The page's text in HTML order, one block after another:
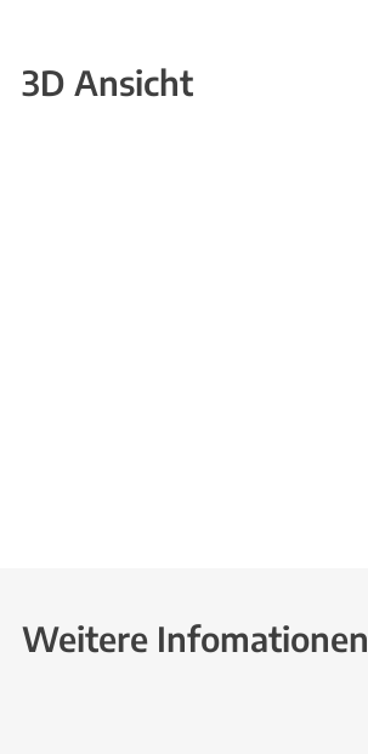
Weitere Infomationen
3D Ansicht